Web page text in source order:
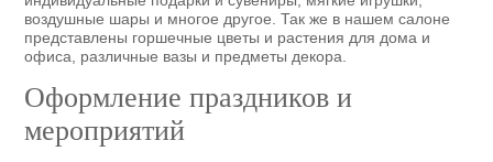
воздушные шары и многое другое. Так же в нашем салоне
представлены горшечные цветы и растения для дома и
офиса, различные вазы и предметы декора.
Оформление праздников и
мероприятий